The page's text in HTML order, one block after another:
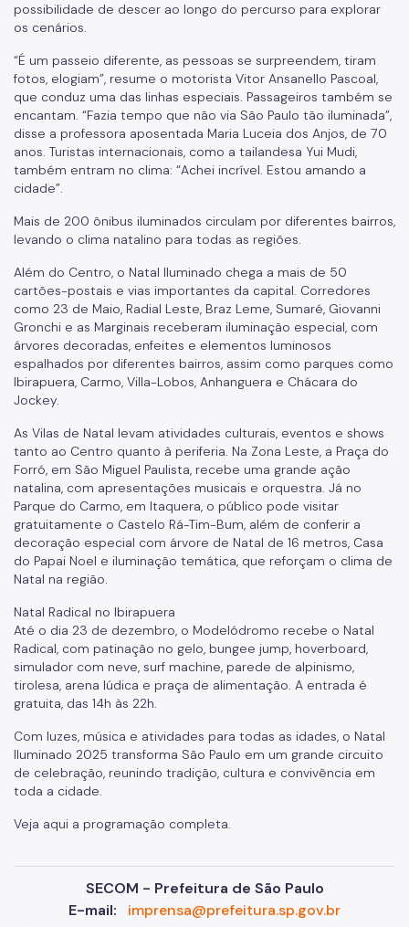
possibilidade de descer ao longo do percurso para explorar
os cenários.
“É um passeio diferente, as pessoas se surpreendem, tiram
fotos, elogiam”, resume o motorista Vitor Ansanello Pascoal,
que conduz uma das linhas especiais. Passageiros também se
encantam. “Fazia tempo que não via São Paulo tão iluminada”,
disse a professora aposentada Maria Luceia dos Anjos, de 70
anos. Turistas internacionais, como a tailandesa Yui Mudi,
também entram no clima: “Achei incrível. Estou amando a
cidade”.
Mais de 200 ônibus iluminados circulam por diferentes bairros,
levando o clima natalino para todas as regiões.
Além do Centro, o Natal Iluminado chega a mais de 50
cartões-postais e vias importantes da capital. Corredores
como 23 de Maio, Radial Leste, Braz Leme, Sumaré, Giovanni
Gronchi e as Marginais receberam iluminação especial, com
árvores decoradas, enfeites e elementos luminosos
espalhados por diferentes bairros, assim como parques como
Ibirapuera, Carmo, Villa-Lobos, Anhanguera e Chácara do
Jockey.
As Vilas de Natal levam atividades culturais, eventos e shows
tanto ao Centro quanto à periferia. Na Zona Leste, a Praça do
Forró, em São Miguel Paulista, recebe uma grande ação
natalina, com apresentações musicais e orquestra. Já no
Parque do Carmo, em Itaquera, o público pode visitar
gratuitamente o Castelo Rá-Tim-Bum, além de conferir a
decoração especial com árvore de Natal de 16 metros, Casa
do Papai Noel e iluminação temática, que reforçam o clima de
Natal na região.
Natal Radical no Ibirapuera
Até o dia 23 de dezembro, o Modelódromo recebe o Natal
Radical, com patinação no gelo, bungee jump, hoverboard,
simulador com neve, surf machine, parede de alpinismo,
tirolesa, arena lúdica e praça de alimentação. A entrada é
gratuita, das 14h às 22h.
Com luzes, música e atividades para todas as idades, o Natal
Iluminado 2025 transforma São Paulo em um grande circuito
de celebração, reunindo tradição, cultura e convivência em
toda a cidade.
Veja aqui a programação completa.
SECOM - Prefeitura de São Paulo
E-mail:
imprensa@prefeitura.sp.gov.br